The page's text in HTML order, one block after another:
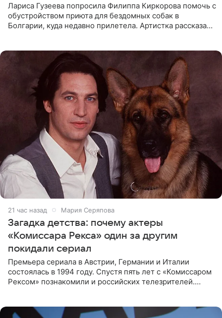
Лариса Гузеева попросила Филиппа Киркорова помочь с
обустройством приюта для бездомных собак в
Болгарии, куда недавно прилетела. Артистка рассказала
21 час назад Мария Серяпова
Загадка детства: почему актеры
«Комиссара Рекса» один за другим
покидали сериал
Премьера сериала в Австрии, Германии и Италии
состоялась в 1994 году. Спустя пять лет с «Комиссаром
Рексом» познакомили и российских телезрителей.